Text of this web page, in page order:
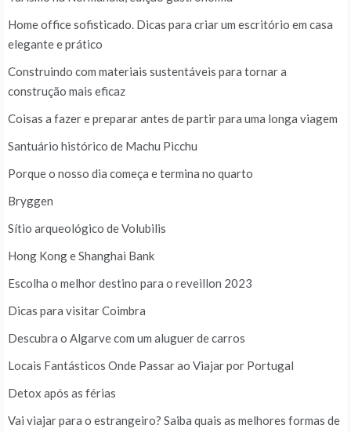
Home office sofisticado. Dicas para criar um escritório em casa
elegante e prático
Construindo com materiais sustentáveis para tornar a
construção mais eficaz
Coisas a fazer e preparar antes de partir para uma longa viagem
Santuário histórico de Machu Picchu
Porque o nosso dia começa e termina no quarto
Bryggen
Sítio arqueológico de Volubilis
Hong Kong e Shanghai Bank
Escolha o melhor destino para o reveillon 2023
Dicas para visitar Coimbra
Descubra o Algarve com um aluguer de carros
Locais Fantásticos Onde Passar ao Viajar por Portugal
Detox após as férias
Vai viajar para o estrangeiro? Saiba quais as melhores formas de